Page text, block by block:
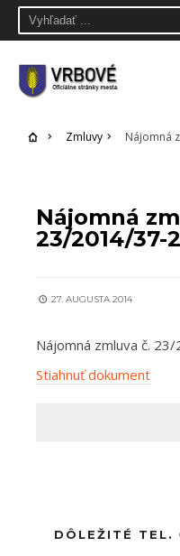
Zmluvy Nájomná
Nájomná
23/2014/37-
27. AUGUSTA 2014
Nájomná zmluva č.
Stiahnuť dokument
DÔLEŽITÉ TEL.